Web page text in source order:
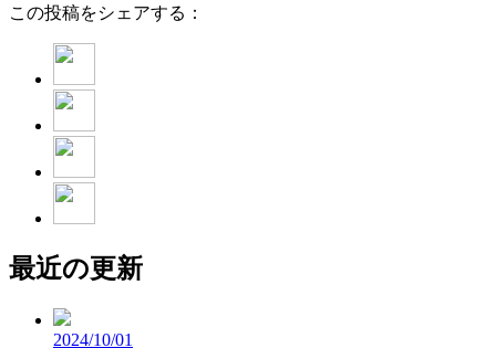
この投稿をシェアする：
最近の更新
2024/10/01